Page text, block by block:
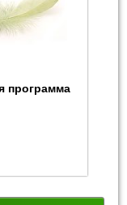
программа